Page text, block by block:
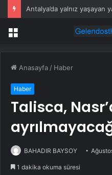
Antalya’da yalnız yaşayan
Menü
Anasayfa / Haber
Haber
Talisca,
BAHADIR BAYSOY
1 dakika okuma süresi